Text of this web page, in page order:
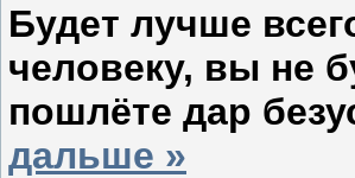
Будет лучше
человеку, вы не
пошлёте дар
дальше »